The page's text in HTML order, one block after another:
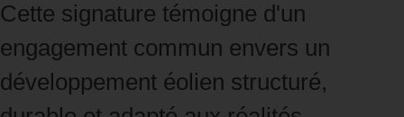
Cette signature témoigne d'un
engagement commun envers un
développement éolien structuré,